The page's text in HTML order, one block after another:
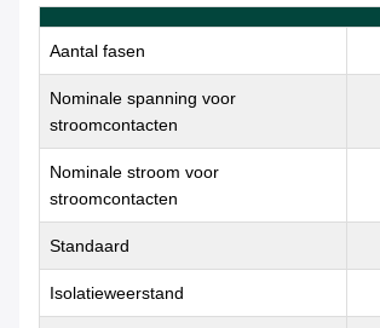
Aantal fasen
Nominale spanning voor
stroomcontacten
Nominale stroom voor
stroomcontacten
Standaard
Isolatieweerstand